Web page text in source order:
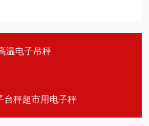
温电子吊秤
台秤超市用电子秤